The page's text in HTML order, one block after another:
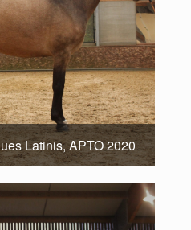
Latinis, APTO 2020